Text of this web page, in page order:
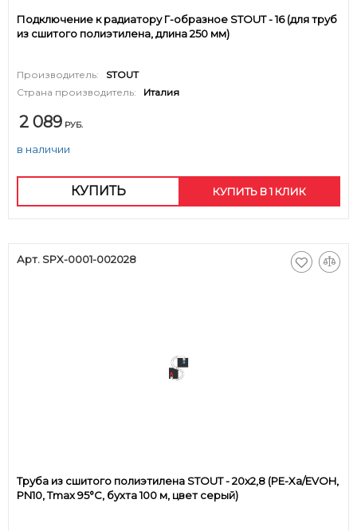
Подключение к радиатору Г-образное STOUT - 16 (для труб
из сшитого полиэтилена, длина 250 мм)
Производитель:
STOUT
Страна производитель:
Италия
2 089 РУБ.
в наличии
КУПИТЬ КУПИТЬ В 1 КЛИК
Арт. SPX-0001-002028
Труба из сшитого полиэтилена STOUT - 20x2,8 (PE-Xa/EVOH,
PN10, Tmax 95°C, бухта 100 м, цвет серый)